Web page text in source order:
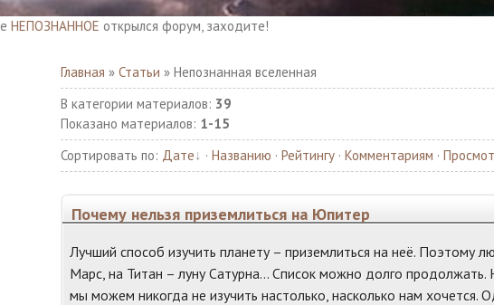
открылся форум, заходите!
Главная »Статьи » Непознанная вселенная
В категории материалов: 39
Показано материалов: 1-15
Сортировать по: Дате ·Названию ·Рейтингу ·Комментариям ·
Почему нельзя приземлиться на Юпитер
Лучший способ изучить планету – приземлиться на неё. Поэтому
Марс, на Титан – луну Сатурна… Список можно долго продолжать.
мы можем никогда не изучить настолько, насколько нам хочется.